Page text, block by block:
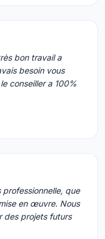
bon travail a
besoin vous
conseiller a 100%
que
en œuvre. Nous
des projets futurs